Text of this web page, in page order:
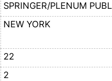
SPRINGER/PLENUM
NEW YORK
22
2